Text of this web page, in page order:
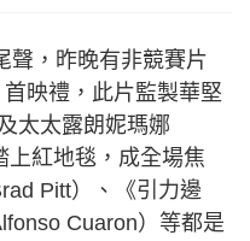
聲，昨晚有非競賽片
首映禮，此片監製華堅
太太露朗妮瑪娜
上紅地毯，成全場焦
Pitt）、《引力邊
Cuaron）等都是